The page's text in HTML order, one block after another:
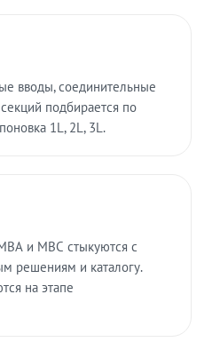
вводы, соединительные
подбирается по
1L, 2L, 3L.
и МВС стыкуются с
решениям и каталогу.
на этапе